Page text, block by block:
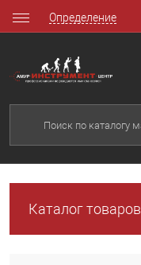
Определение
Каталог товаров